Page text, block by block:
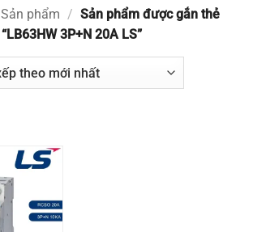
Sản phẩm / Sản phẩm được gắn thẻ
“LB63HW 3P+N 20A LS”